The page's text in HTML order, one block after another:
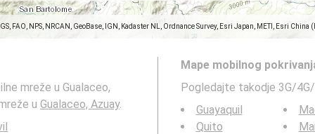
FAO, NPS, NRCAN, GeoBase, IGN, Kadaster NL, Ordnance Survey, Esri Japan, METI, Esri
mreže u Gualaceo,
u Gualaceo, Azuay.
Mape mobilnog
Pogledajte takodje 3G/
Guayaquil
Quito